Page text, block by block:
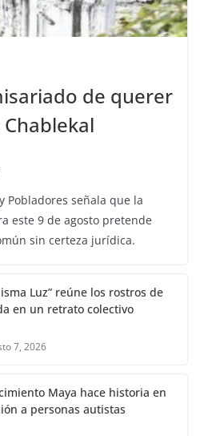
de querer
Pobladores señala que la
este 9 de agosto pretende
sin certeza jurídica.
Luz” reúne los rostros de
en un retrato colectivo
7, 2026
Maya hace historia en
a personas autistas